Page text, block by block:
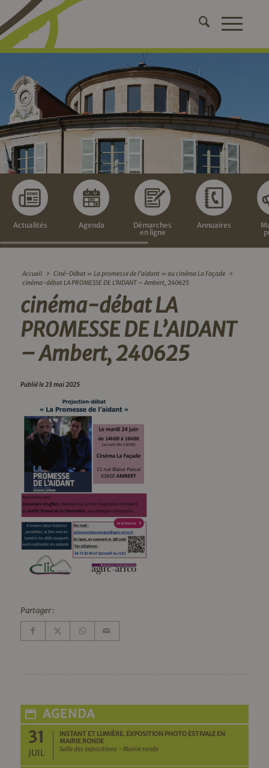
Actualités Agenda
Démarches
en ligne
Annuaires
Accueil > Ciné-Débat « La promesse de l’aidant » au cinéma La Façade >
cinéma-débat LA PROMESSE DE L’AIDANT – Ambert, 240625
cinéma-débat LA
PROMESSE DE L’AIDANT
– Ambert, 240625
Publié le 23 mai 2025
Partager :
AGENDA
31
JUIL
INSTANT ET LUMIÈRE. EXPOSITION PHOTO ESTIVALE EN
MAIRIE RONDE
Salle des expositions - Mairie ronde